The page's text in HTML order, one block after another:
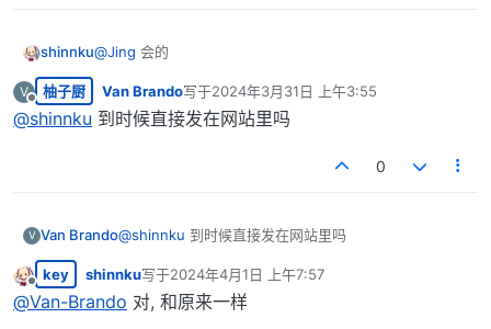
shinnku@Jing 会的
V
离线
柚子厨 Van Brando写于2024年3月31日 上午3:55
最后由 编辑
@shinnku 到时候直接发在网站里吗
0
V Van Brando@shinnku 到时候直接发在网站里吗
离线
key shinnku写于2024年4月1日 上午7:57
最后由 编辑
@Van-Brando 对, 和原来一样